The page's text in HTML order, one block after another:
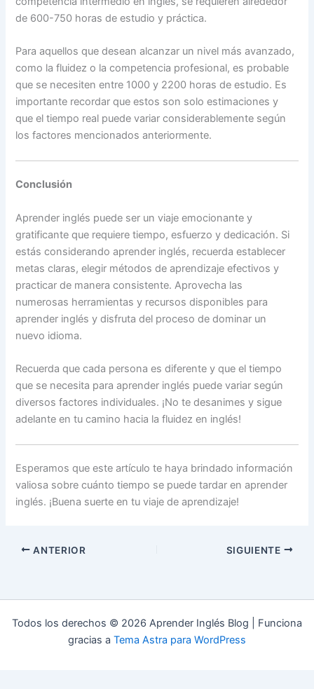
de 600-750 horas de estudio y práctica.
Para aquellos que desean alcanzar un nivel más avanzado,
como la fluidez o la competencia profesional, es probable
que se necesiten entre 1000 y 2200 horas de estudio. Es
importante recordar que estos son solo estimaciones y
que el tiempo real puede variar considerablemente según
los factores mencionados anteriormente.
Conclusión
Aprender inglés puede ser un viaje emocionante y
gratificante que requiere tiempo, esfuerzo y dedicación. Si
estás considerando aprender inglés, recuerda establecer
metas claras, elegir métodos de aprendizaje efectivos y
practicar de manera consistente. Aprovecha las
numerosas herramientas y recursos disponibles para
aprender inglés y disfruta del proceso de dominar un
nuevo idioma.
Recuerda que cada persona es diferente y que el tiempo
que se necesita para aprender inglés puede variar según
diversos factores individuales. ¡No te desanimes y sigue
adelante en tu camino hacia la fluidez en inglés!
Esperamos que este artículo te haya brindado información
valiosa sobre cuánto tiempo se puede tardar en aprender
inglés. ¡Buena suerte en tu viaje de aprendizaje!
ANTERIOR SIGUIENTE
Todos los derechos © 2026 Aprender Inglés Blog | Funciona
gracias a Tema Astra para WordPress